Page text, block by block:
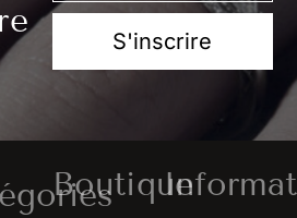
S'inscrire
Boutique